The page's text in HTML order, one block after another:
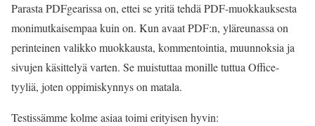
Parasta PDFgearissa on, ettei se yritä tehdä PDF-muokkauksesta
monimutkaisempaa kuin on. Kun avaat PDF:n, yläreunassa on
perinteinen valikko muokkausta, kommentointia, muunnoksia ja
sivujen käsittelyä varten. Se muistuttaa monille tuttua Office-
tyyliä, joten oppimiskynnys on matala.
Testissämme kolme asiaa toimi erityisen hyvin: